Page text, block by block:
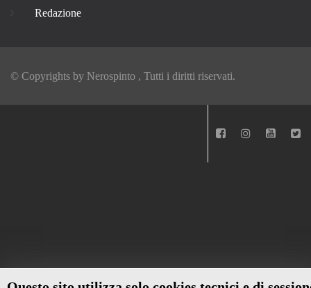
Redazione
© Copyrights by Nerospinto , Tutti i diritti riservati.